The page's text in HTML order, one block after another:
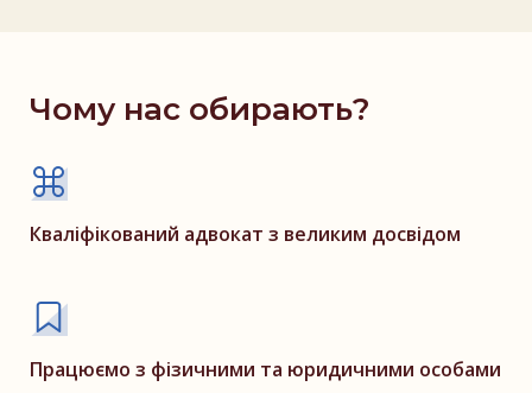
Чому нас обирають?
Кваліфікований адвокат з великим досвідом
Працюємо з фізичними та юридичними особами